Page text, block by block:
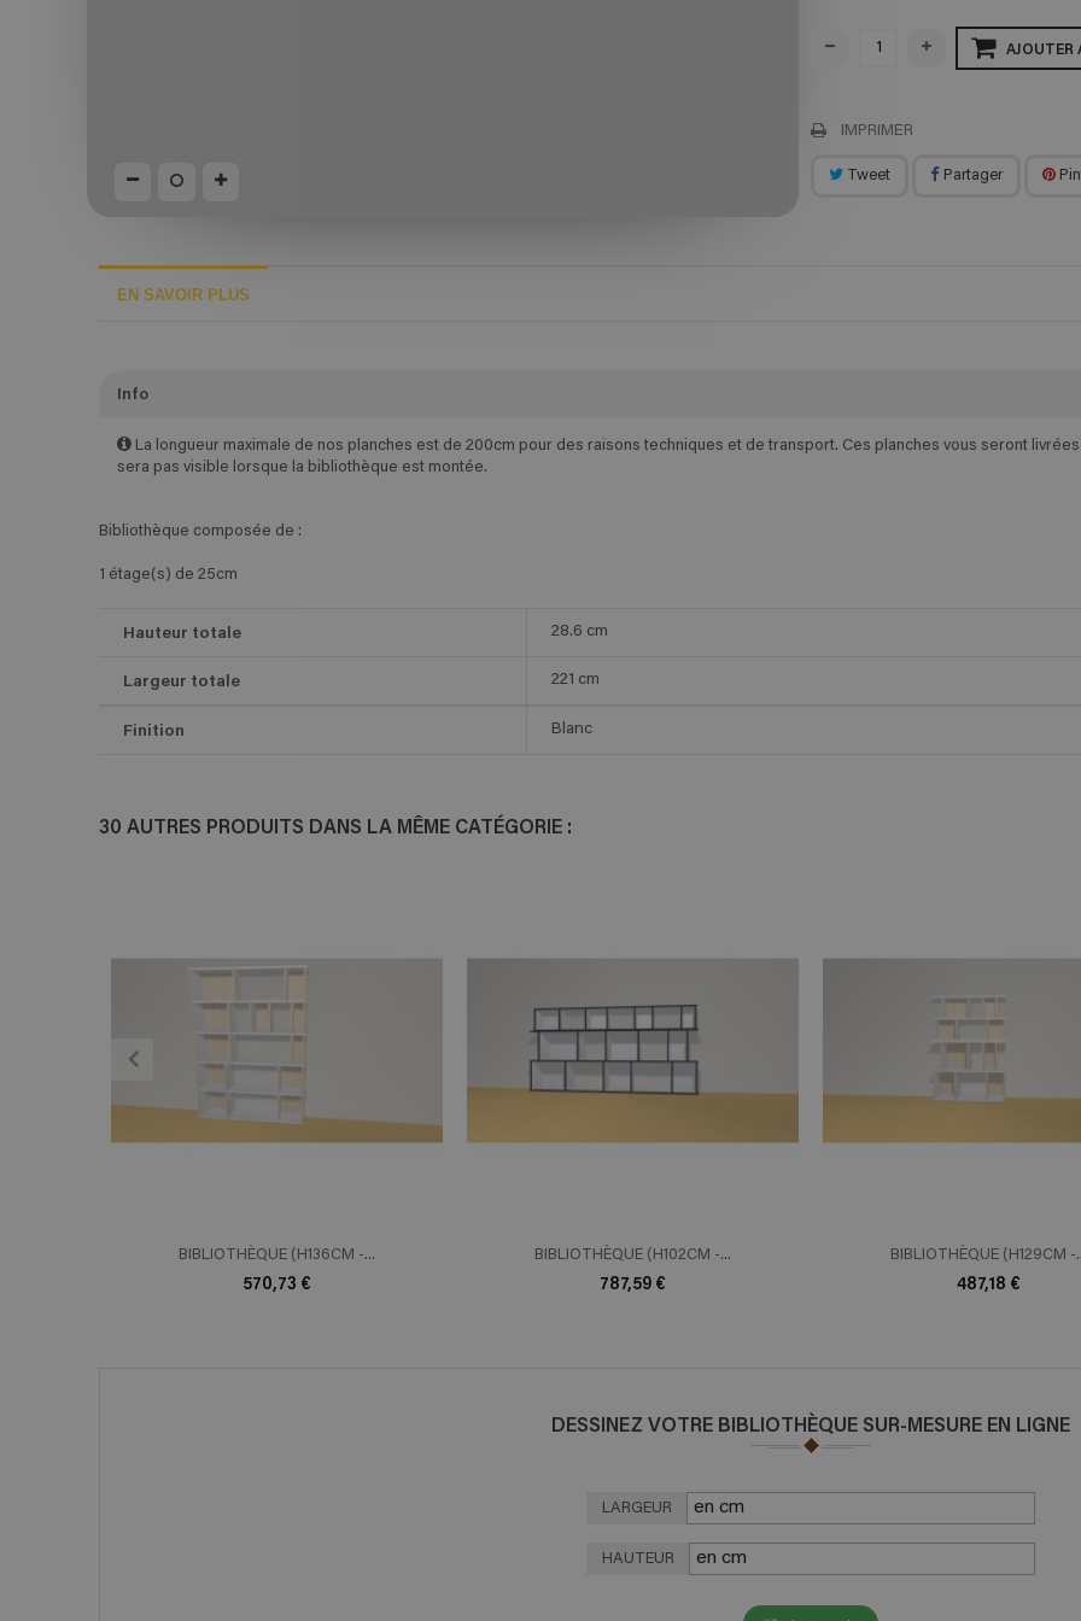
AJOUTER
IMPRIMER
Tweet Partager
EN SAVOIR PLUS
Info
La longueur maximale de nos planches est de 200cm pour des raisons techniques et de transport. Ces planches vous seront
sera pas visible lorsque la bibliothèque est montée.
Bibliothèque composée de :
1 étage(s) de 25cm
Hauteur totale 28.6 cm
Largeur totale 221 cm
Finition Blanc
30 AUTRES PRODUITS DANS LA MÊME CATÉGORIE :
BIBLIOTHÈQUE (H136CM -...
570,73 €
BIBLIOTHÈQUE (H102CM -...
787,59 €
En savoir plus
BIBLIOTHÈQUE (H129CM -
487,18 €
DESSINEZ VOTRE BIBLIOTHÈQUE SUR-MESURE EN LIGNE
LARGEUR
HAUTEUR